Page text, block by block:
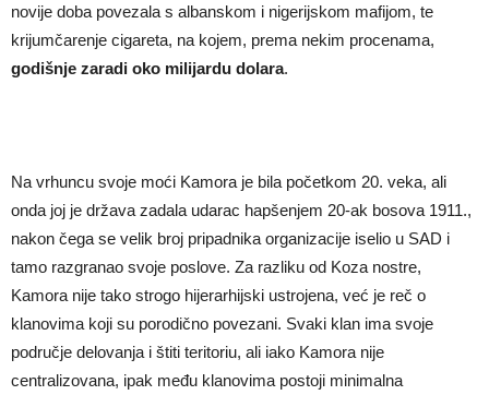
novije doba povezala s albanskom i nigerijskom mafijom, te
krijumčarenje cigareta, na kojem, prema nekim procenama,
godišnje zaradi oko milijardu dolara.
Na vrhuncu svoje moći Kamora je bila početkom 20. veka, ali
onda joj je država zadala udarac hapšenjem 20-ak bosova 1911.,
nakon čega se velik broj pripadnika organizacije iselio u SAD i
tamo razgranao svoje poslove. Za razliku od Koza nostre,
Kamora nije tako strogo hijerarhijski ustrojena, već je reč o
klanovima koji su porodično povezani. Svaki klan ima svoje
područje delovanja i štiti teritoriu, ali iako Kamora nije
centralizovana, ipak među klanovima postoji minimalna